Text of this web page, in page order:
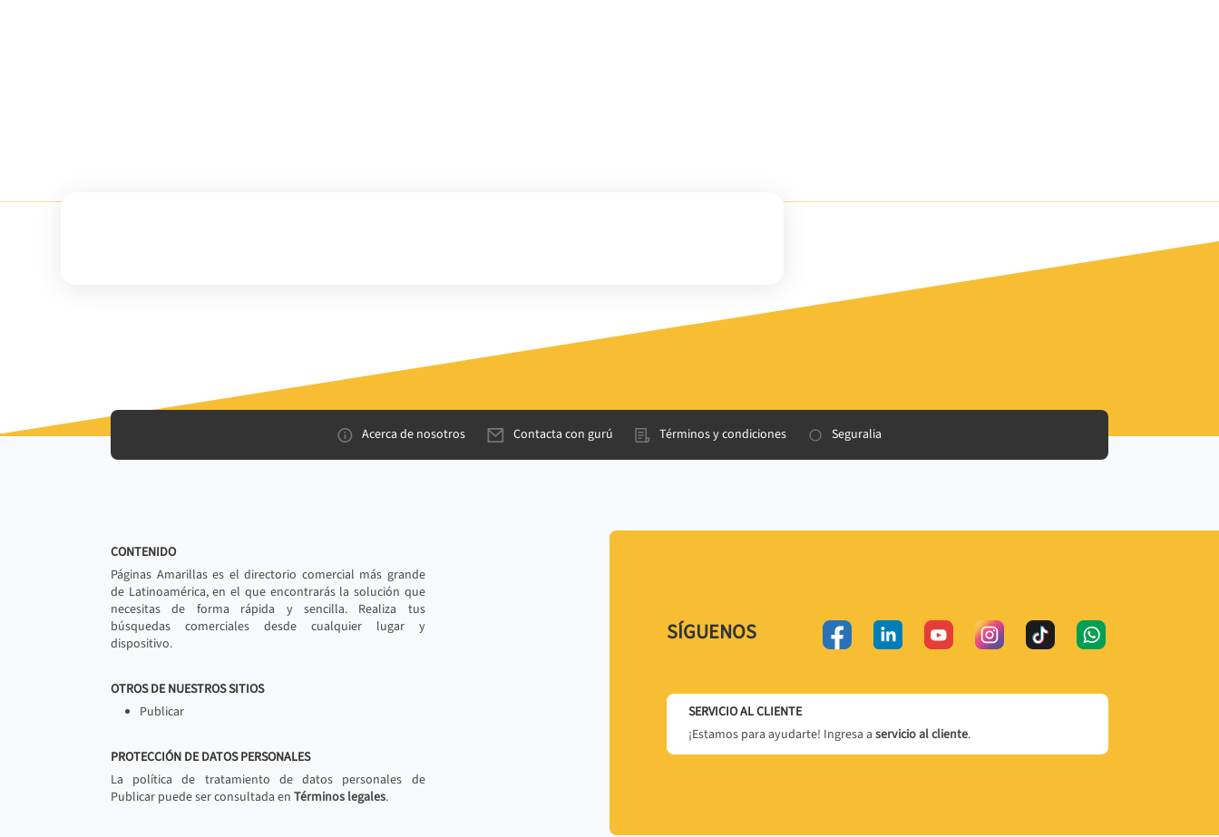
Acerca de nosotros Contacta con gurú Términos y condiciones Seguralia
CONTENIDO
Páginas Amarillas es el directorio comercial más grande
de Latinoamérica, en el que encontrarás la solución que
necesitas de forma rápida y sencilla. Realiza tus
búsquedas comerciales desde cualquier lugar y
dispositivo.
OTROS DE NUESTROS SITIOS
Publicar
PROTECCIÓN DE DATOS PERSONALES
La política de tratamiento de datos personales de
Publicar puede ser consultada en Términos legales.
SÍGUENOS
SERVICIO AL CLIENTE
¡Estamos para ayudarte! Ingresa a servicio al cliente.